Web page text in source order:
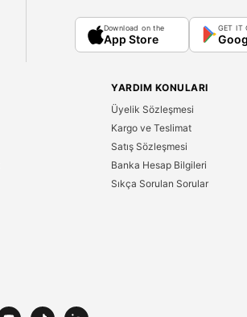
Download on the
App Store
GET IT
YARDIM KONULARI
Üyelik Sözleşmesi
Kargo ve Teslimat
Satış Sözleşmesi
Banka Hesap Bilgileri
Sıkça Sorulan Sorular